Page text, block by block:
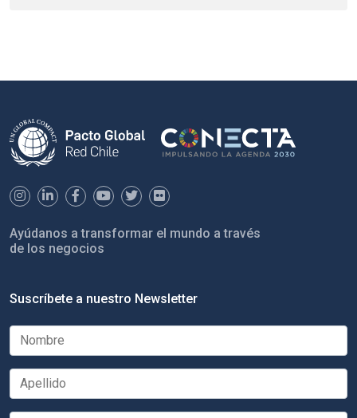
Ayúdanos a transformar el mundo a través
de los negocios
Suscríbete a nuestro Newsletter